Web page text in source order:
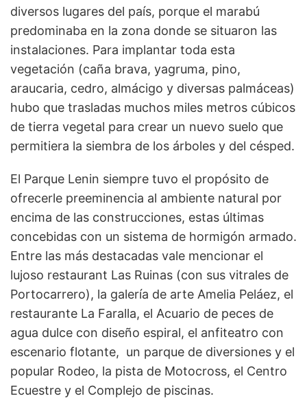
diversos lugares del país, porque el marabú
predominaba en la zona donde se situaron las
instalaciones. Para implantar toda esta
vegetación (caña brava, yagruma, pino,
araucaria, cedro, almácigo y diversas palmáceas)
hubo que trasladas muchos miles metros cúbicos
de tierra vegetal para crear un nuevo suelo que
permitiera la siembra de los árboles y del césped.
El Parque Lenin siempre tuvo el propósito de
ofrecerle preeminencia al ambiente natural por
encima de las construcciones, estas últimas
concebidas con un sistema de hormigón armado.
Entre las más destacadas vale mencionar el
lujoso restaurant Las Ruinas (con sus vitrales de
Portocarrero), la galería de arte Amelia Peláez, el
restaurante La Faralla, el Acuario de peces de
agua dulce con diseño espiral, el anfiteatro con
escenario flotante, un parque de diversiones y el
popular Rodeo, la pista de Motocross, el Centro
Ecuestre y el Complejo de piscinas.